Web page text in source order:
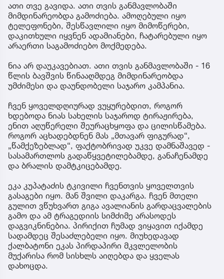
ათი თვე გავიდა. ათი თვის განმავლობაში
მიმდინარეობდა გამოძიება. ამოღებული იყო
ტელეფონები, შესწავლილი იყო მიმოწერები,
დაკითხული იყვნენ ადამიანები, ჩატარებული იყო
არაერთი საგამოძიებო მოქმედება.
ნია არ დაუკავებიათ. ათი თვის განმავლობაში - 16
წლის ბავშვის წინააღმდეგ მიმდინარეობდა
უმძიმესი და დაუნდობელი საჯარო კამპანია.
ჩვენ ყოველდღიურად ვუყურებდით, როგორ
ხდებოდა ნიას სახელის საჯაროდ ტირაჟირება,
ენით აღუწერელი შეურაცხყოფა და ცილისწამება.
როგორ აცხადებდნენ მას „მთავარ ფიგურად“,
„წამქეზებლად“, ფაქტობრივად უკვე დამნაშავედ -
სასამართლოს გადაწყვეტილებამდე, განაჩენამდე
და ბრალის დამტკიცებამდე.
ეკა კუპატაძის ტკივილი ჩვენთვის ყოველთვის
გასაგები იყო. მან შვილი დაკარგა. ჩვენ მთელი
გულით ვწუხვართ გიგა ავალიანის გარდაცვალების
გამო და ამ ტრაგედიის სიმძიმე არასოდეს
დაგვიკნინებია. პირიქით ჩუმად ვიყავით იქამდე
სადამდეც შესაძლებელი იყო. მიუხედავად
ქალბატონი ეკას პირდაპირი მკვლელობის
მუქარისა რომ სისხლს აიღებდა და ყველას
დახოცდა.